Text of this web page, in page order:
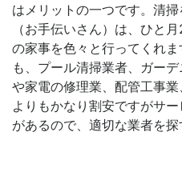
はメリットの一つです。清
（お手伝いさん）は、ひと
の家事を色々と行ってくれ
も、プール清掃業者、ガー
や家電の修理業、配管工事
よりもかなり割安ですがサ
があるので、適切な業者を探